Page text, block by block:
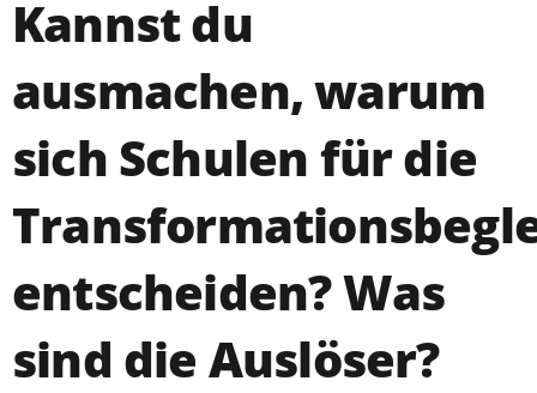
Kannst du
ausmachen, warum
sich Schulen für die
entscheiden? Was
sind die Auslöser?